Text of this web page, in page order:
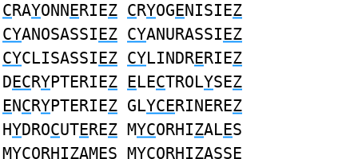
CRAYONNERIEZ CRYOGENISIEZ
CYANOSASSIEZ CYANURASSIEZ
CYCLISASSIEZ CYLINDRERIEZ
DECRYPTERIEZ ELECTROLYSEZ
ENCRYPTERIEZ GLYCERINEREZ
HYDROCUTEREZ MYCORHIZALES
MYCORHIZAMES MYCORHIZASSE